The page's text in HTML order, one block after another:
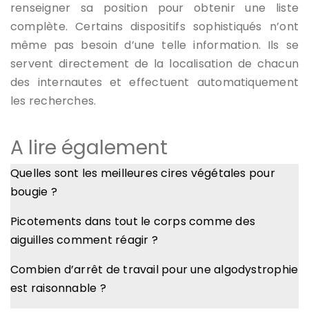
renseigner sa position pour obtenir une liste
complète. Certains dispositifs sophistiqués n’ont
même pas besoin d’une telle information. Ils se
servent directement de la localisation de chacun
des internautes et effectuent automatiquement
les recherches.
A lire également
Quelles sont les meilleures cires végétales pour
bougie ?
Picotements dans tout le corps comme des
aiguilles comment réagir ?
Combien d’arrêt de travail pour une algodystrophie
est raisonnable ?